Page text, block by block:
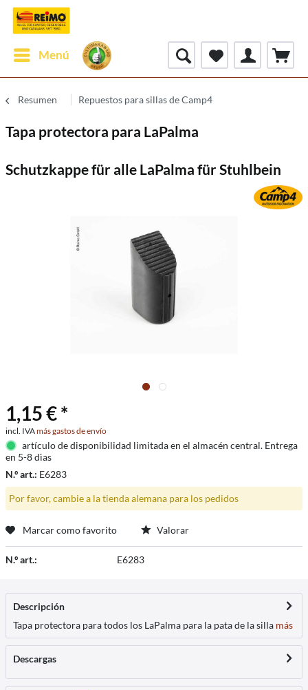
Menú
Resumen Repuestos para sillas de Camp4
Tapa protectora para LaPalma
Schutzkappe für alle LaPalma für Stuhlbein
1,15 € *
incl. IVAmás gastos de envío
artículo de disponibilidad limitada en el almacén central. Entrega
en 5-8 dìas
N.º art.: E6283
Por favor, cambie a la tienda alemana para los pedidos
Marcar como favorito Valorar
N.º art.: E6283
Descripción
Tapa protectora para todos los LaPalma para la pata de la silla más
Descargas